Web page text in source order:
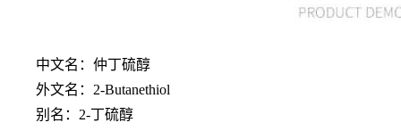
中文名：仲丁硫醇
外文名： 2-Butanethiol
别名： 2-丁硫醇